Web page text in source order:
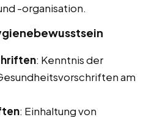
-organisation.
: Kenntnis der
am
: Einhaltung von